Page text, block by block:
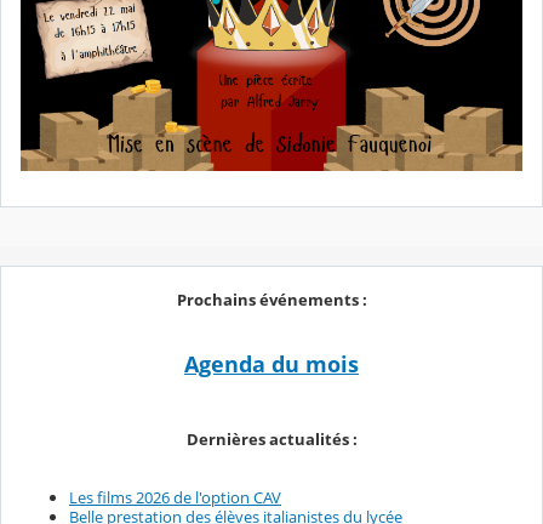
Prochains événements :
Agenda du mois
Dernières actualités :
Les films 2026 de l'option CAV
Belle prestation des élèves italianistes du lycée